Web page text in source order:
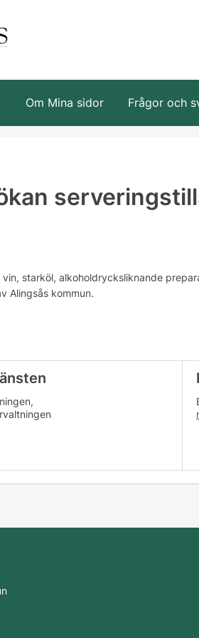
Om Mina sidor Frågor och
vin, starköl, alkoholdrycksliknande
Alingsås kommun.